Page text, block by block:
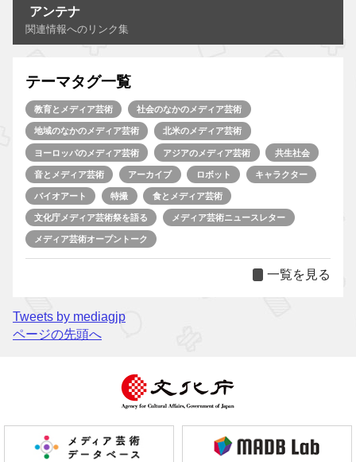
アンテナ
関連情報へのリンク集
テーマタグ一覧
教育とメディア芸術 社会のなかのメディア芸術
地域のなかのメディア芸術 北米のメディア芸術
ヨーロッパのメディア芸術 アジアのメディア芸術 共生社会
音とメディア芸術 アーカイブ ロボット キャラクター
バイオアート 特撮 食とメディア芸術
文化庁メディア芸術祭を語る メディア芸術ニュースレター
メディア芸術オープントーク
一覧を見る
Tweets by mediagjp
ページの先頭へ